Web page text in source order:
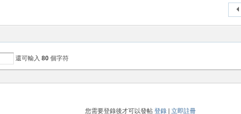
還可輸入80 個字符
您需要登錄後才可以發帖 登錄| 立即註冊